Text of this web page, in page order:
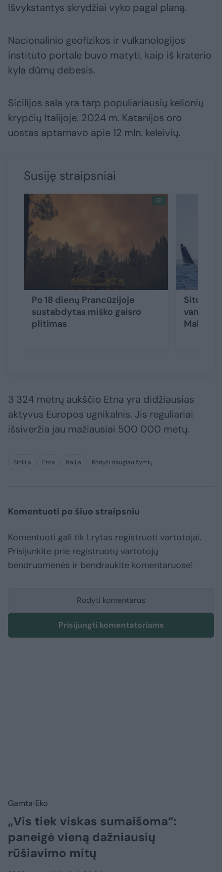
Išvykstantys skrydžiai vyko pagal planą.
Nacionalinio geofizikos ir vulkanologijos
instituto portale buvo matyti, kaip iš kraterio
kyla dūmų debesis.
Sicilijos sala yra tarp populiariausių kelionių
krypčių Italijoje. 2024 m. Katanijos oro
uostas aptarnavo apie 12 mln. keleivių.
Susiję straipsniai
Po 18 dienų Prancūzijoje
sustabdytas miško gaisro
plitimas
3 324 metrų aukščio Etna yra didžiausias
aktyvus Europos ugnikalnis. Jis reguliariai
išsiveržia jau mažiausiai 500 000 metų.
Sicilija Etna Italija Rodyti daugiau žymių
Komentuoti po šiuo straipsniu
Komentuoti gali tik Lrytas registruoti vartotojai.
Prisijunkite prie registruotų vartotojų
bendruomenės ir bendraukite komentaruose!
Rodyti komentarus
Prisijungti komentatoriams
Gamta Eko
„Vis tiek viskas sumaišoma“:
paneigė vieną dažniausių
rūšiavimo mitų